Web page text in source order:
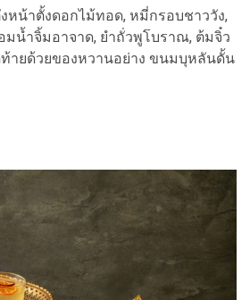
าตั้งดอกไม้ทอด, หมี่กรอบชาววัง,
มน้ำจิ้มอาจาด, ยำถั่วพูโบราณ, ต้มจิ๋ว
ายด้วยของหวานอย่าง ขนมบุหลันดั้น